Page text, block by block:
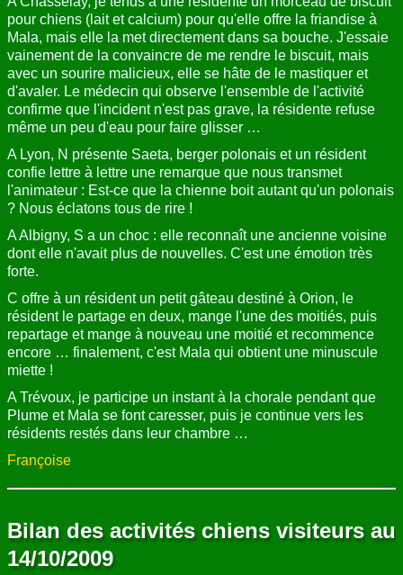
pour chiens (lait et calcium) pour qu'elle offre la friandise à
Mala, mais elle la met directement dans sa bouche. J'essaie
vainement de la convaincre de me rendre le biscuit, mais
avec un sourire malicieux, elle se hâte de le mastiquer et
d'avaler. Le médecin qui observe l'ensemble de l'activité
confirme que l'incident n'est pas grave, la résidente refuse
même un peu d'eau pour faire glisser …
A Lyon, N présente Saeta, berger polonais et un résident
confie lettre à lettre une remarque que nous transmet
l'animateur : Est-ce que la chienne boit autant qu'un polonais
? Nous éclatons tous de rire !
A Albigny, S a un choc : elle reconnaît une ancienne voisine
dont elle n'avait plus de nouvelles. C'est une émotion très
forte.
C offre à un résident un petit gâteau destiné à Orion, le
résident le partage en deux, mange l'une des moitiés, puis
repartage et mange à nouveau une moitié et recommence
encore … finalement, c'est Mala qui obtient une minuscule
miette !
A Trévoux, je participe un instant à la chorale pendant que
Plume et Mala se font caresser, puis je continue vers les
résidents restés dans leur chambre …
Françoise
Bilan des activités chiens visiteurs au
14/10/2009